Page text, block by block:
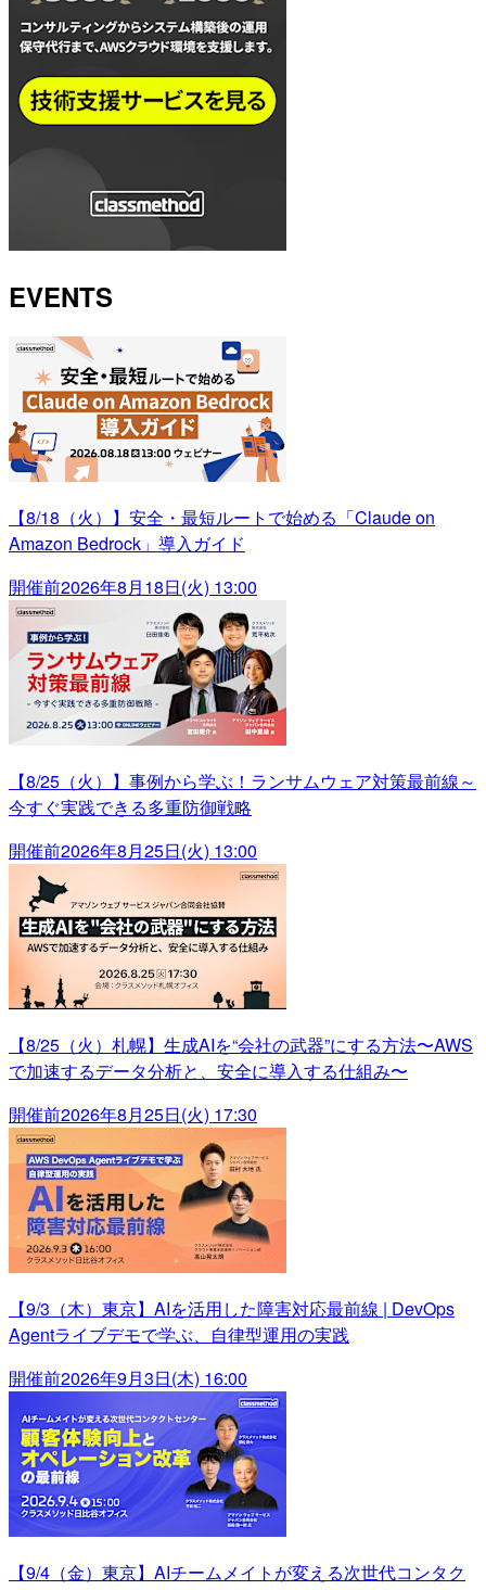
EVENTS
【8/18（火）】安全・最短ルートで始める「Claude on
Amazon Bedrock」導入ガイド
開催前2026年8月18日(火) 13:00
【8/25（火）】事例から学ぶ！ランサムウェア対策最前線～
今すぐ実践できる多重防御戦略
開催前2026年8月25日(火) 13:00
【8/25（火）札幌】生成AIを“会社の武器”にする方法〜AWS
で加速するデータ分析と、安全に導入する仕組み〜
開催前2026年8月25日(火) 17:30
【9/3（木）東京】AIを活用した障害対応最前線 | DevOps
Agentライブデモで学ぶ、自律型運用の実践
開催前2026年9月3日(木) 16:00
【9/4（金）東京】AIチームメイトが変える次世代コンタク